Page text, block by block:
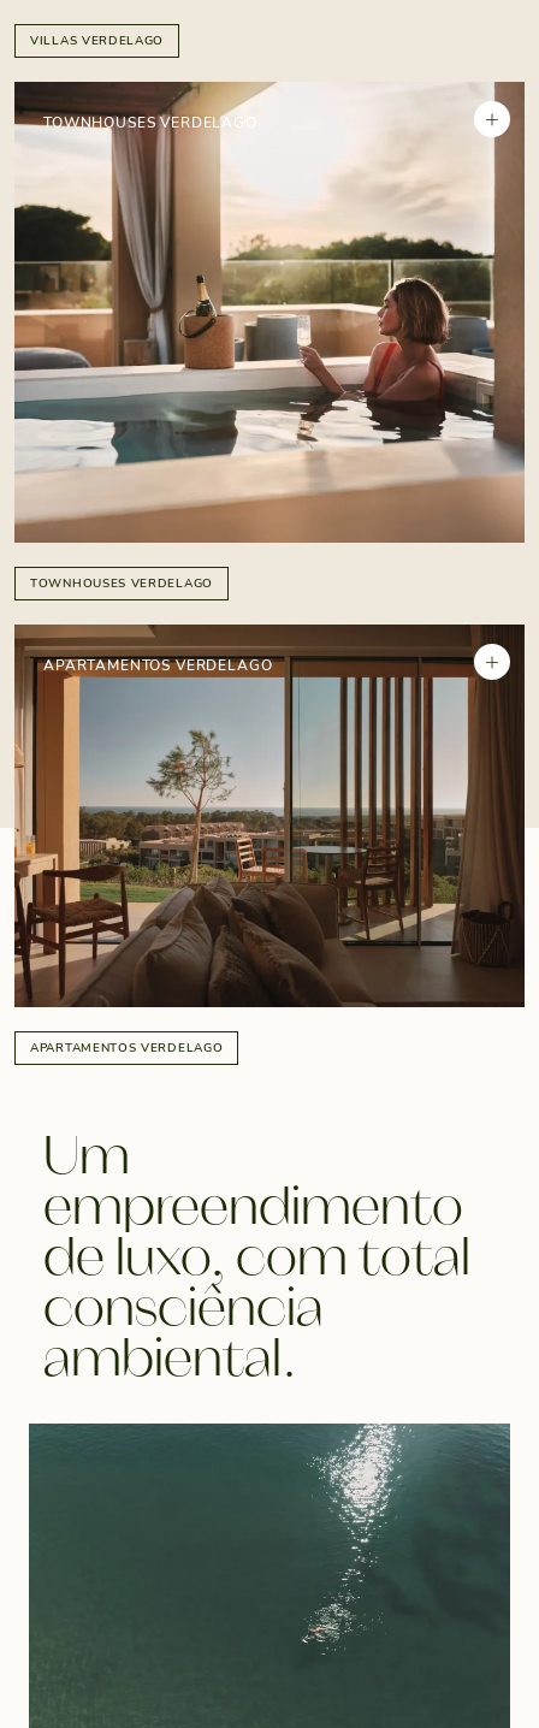
VILLAS VERDELAGO
TOWNHOUSES VERDELAGO +
TOWNHOUSES VERDELAGO
APARTAMENTOS VERDELAGO +
APARTAMENTOS VERDELAGO
Um
empreendimento
de luxo, com total
consciência
ambiental.